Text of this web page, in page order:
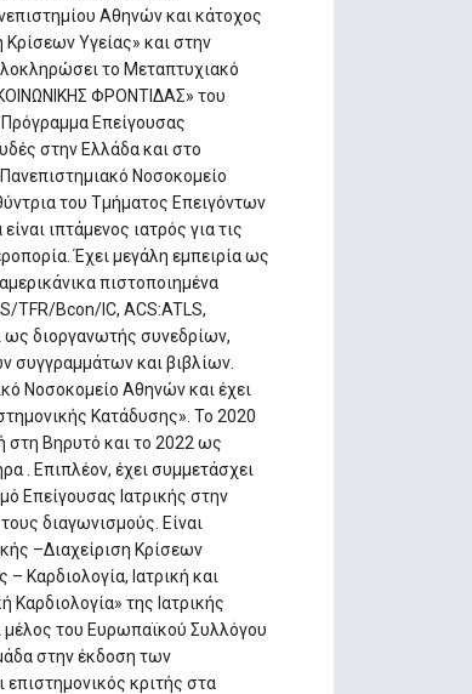
Αθηνών και κάτοχος
Υγείας» και στην
τo Μεταπτυχιακό
ΦΡΟΝΤΙΔΑΣ» του
Επείγουσας
στην Ελλάδα και στο
Νοσοκομείο
του Τμήματος Επειγόντων
ιπτάμενος ιατρός για τις
Έχει μεγάλη εμπειρία ως
πιστοποιημένα
TFR/Bcon/IC, ACS:ATLS,
ως διοργανωτής συνεδρίων,
συγγραμμάτων και βιβλίων.
Νοσοκομείο Αθηνών και έχει
Κατάδυσης». Το 2020
στη Βηρυτό και το 2022 ως
. Επιπλέον, έχει συμμετάσχει
Επείγουσας Ιατρικής στην
διαγωνισμούς. Είναι
–Διαχείριση Κρίσεων
Καρδιολογία, Ιατρική και
της Ιατρικής
μέλος του Ευρωπαϊκού Συλλόγου
στην έκδοση των
επιστημονικός κριτής στα